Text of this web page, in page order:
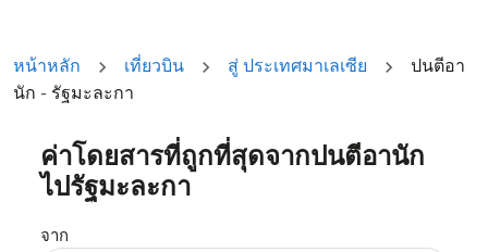
หน้าหลัก เที่ยวบิน สู่ ประเทศมาเลเซีย
ปนตีอา
นัก - รัฐมะละกา
ค่าโดยสารที่ถูกที่สุดจากปนตีอานัก
ไปรัฐมะละกา
จาก
ลองอัปเดตเส้นทางของคุณ (ต้นทางและ/หรือปลายทาง) หรื